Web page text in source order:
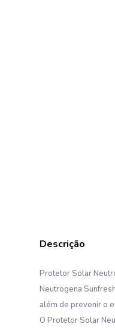
Protetor Solar
Neutrogena
além de prevenir o
O Protetor Solar